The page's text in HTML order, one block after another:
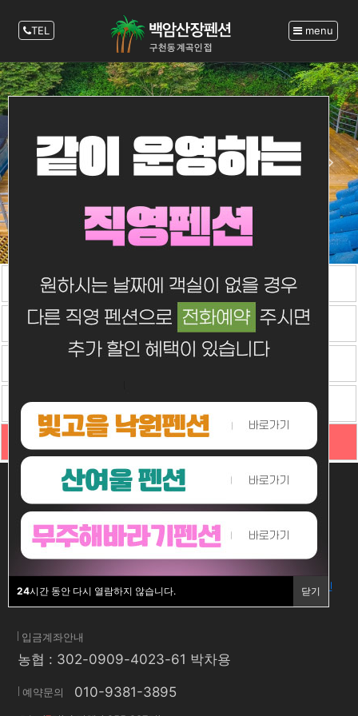
24시간 동안 다시 열람하지 않습니다. 닫기
TEL menu
펜션소개 객실보기
펜션전경 특별함
교통안내 커뮤니티
실시간예약
주소 : 전북 무주군 설천 구천동1로 129-22 (삼공리 530-18)
대표자 : 박차용
예약문의 :010-9381-3895
사업자등록번호 : 723-67-00163
Copyright © 2020 무주 백암산장펜션. All rights reserved.로그인
입금계좌안내
농협 : 302-0909-4023-61 박차용
예약문의 010-9381-3895